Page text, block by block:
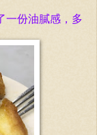
一份油膩感，多